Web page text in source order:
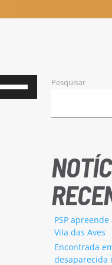
Pesquisar
PSP
Vila das Aves
Encontrada
desaparecida